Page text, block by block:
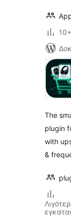
The
plugin
with
&